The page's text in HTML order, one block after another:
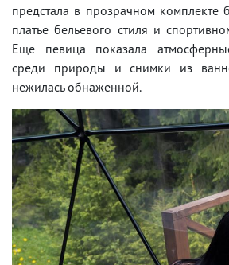
предстала в прозрачном комплекте
платье бельевого стиля и
Еще певица показала
среди природы и снимки из
нежилась обнаженной.